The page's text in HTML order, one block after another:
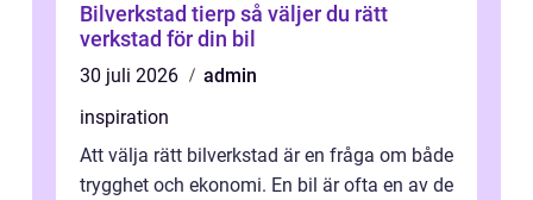
Bilverkstad tierp så väljer du rätt
verkstad för din bil
30 juli 2026
admin
inspiration
Att välja rätt bilverkstad är en fråga om både
trygghet och ekonomi. En bil är ofta en av de